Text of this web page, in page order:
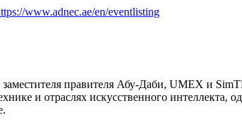
www.adnec.ae/en/eventlisting
правителя Абу-Даби, UMEX и
и отраслях искусственного интеллекта,